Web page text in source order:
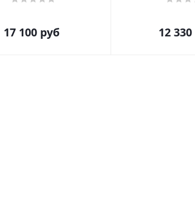
17 100 руб 12 330